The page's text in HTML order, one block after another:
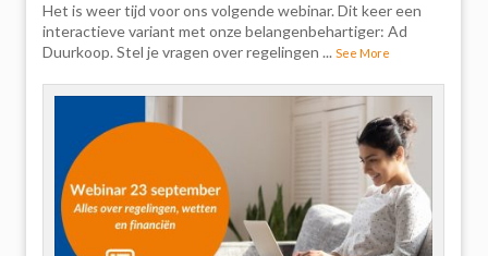
Leven met CF gaat over veel meer dan behandelingen en
ziekenhuisbezoeken.
volwassen worden, liefde...See More
View on Facebook ·